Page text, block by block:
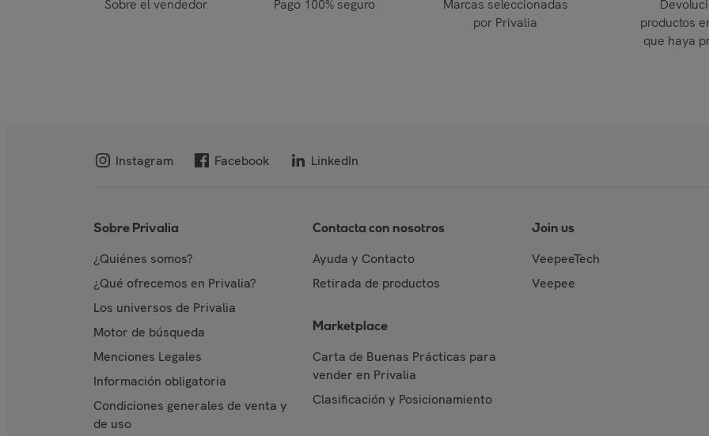
Sobre el vendedor Pago 100% seguro
Marcas seleccionadas
por Privalia
productos
que haya
Instagram Facebook LinkedIn
Sobre Privalia
¿Quiénes somos?
¿Qué ofrecemos en Privalia?
Los universos de Privalia
Motor de búsqueda
Menciones Legales
Información obligatoria
Condiciones generales de venta y
de uso
Contacta con nosotros
Ayuda y Contacto
Retirada de productos
Marketplace
Carta de Buenas Prácticas para
vender en Privalia
Clasificación y Posicionamiento
Join us
VeepeeTech
Veepee